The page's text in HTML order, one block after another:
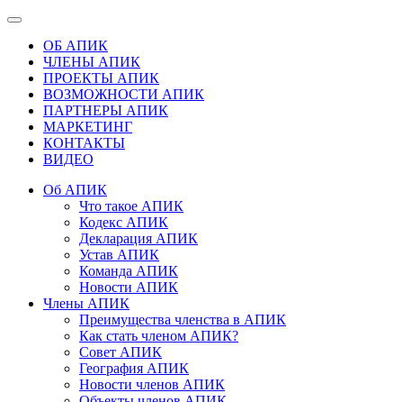
ОБ АПИК
ЧЛЕНЫ АПИК
ПРОЕКТЫ АПИК
ВОЗМОЖНОСТИ АПИК
ПАРТНЕРЫ АПИК
МАРКЕТИНГ
КОНТАКТЫ
ВИДЕО
Об АПИК
Что такое АПИК
Кодекс АПИК
Декларация АПИК
Устав АПИК
Команда АПИК
Новости АПИК
Члены АПИК
Преимущества членства в АПИК
Как стать членом АПИК?
Совет АПИК
География АПИК
Новости членов АПИК